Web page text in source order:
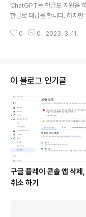
ChatGPT는 한글도 지원을
한글로 대답을 합니다. 하지만
한글로 질문을 한경우 자동으
e.google.com/webstore/
A7%80%EB%8B%88-
B%8F%99-
8%B0/
0 0 2023. 3. 11.
이 블로그 인기글
구글 플레이 콘솔 앱 삭제,
취소 하기